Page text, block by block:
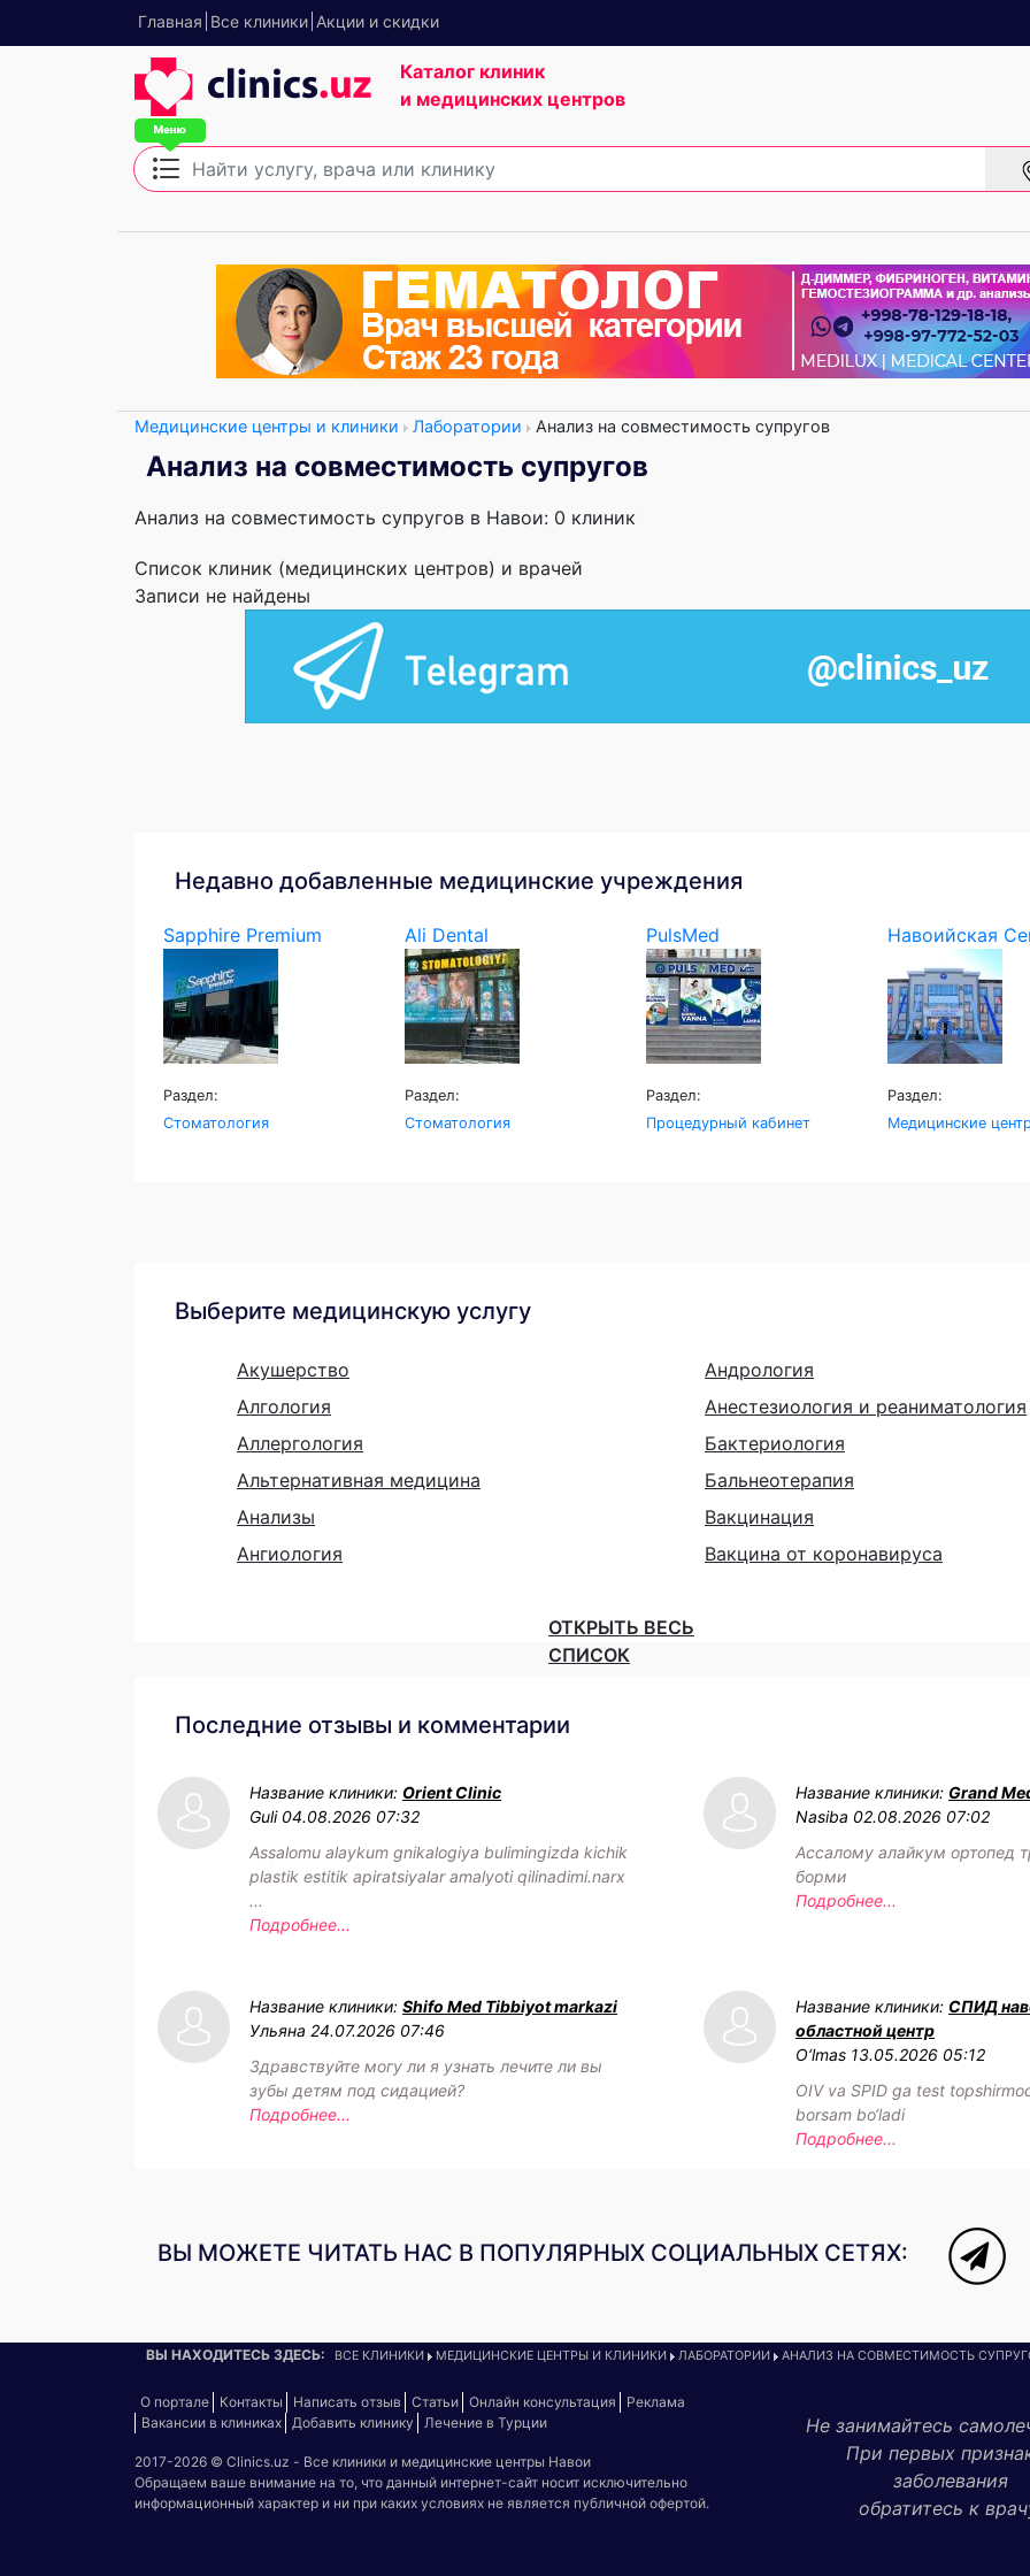
Главная Все клиники Акции и скидки
Каталог клиник
и медицинских центров
Медицинские центры и клиники Лаборатории Анализ на совместимость супругов
Анализ на совместимость супругов
Анализ на совместимость супругов в Навои: 0 клиник
Список клиник (медицинских центров) и врачей
Записи не найдены
Недавно добавленные медицинские учреждения
Sapphire Premium
Раздел:
Стоматология
Ali Dental
Раздел:
Стоматология
PulsMed
Раздел:
Процедурный кабинет
Навоийская
Раздел:
Медицинские
Выберите медицинскую услугу
Акушерство
Алгология
Аллергология
Альтернативная медицина
Анализы
Ангиология
Андрология
Анестезиология и реаниматология
Бактериология
Бальнеотерапия
Вакцинация
Вакцина от коронавируса
ОТКРЫТЬ ВЕСЬ
СПИСОК
Последние отзывы и комментарии
Название клиники: Orient Clinic
Guli 04.08.2026 07:32
Assalomu alaykum gnikalogiya bulimingizda kichik
plastik estitik apiratsiyalar amalyoti qilinadimi.narx
...
Подробнее...
Название клиники: Grand
Nasiba 02.08.2026 07:02
Ассалому алайкум ортопед
борми
Подробнее...
Название клиники: Shifo Med Tibbiyot markazi
Ульяна 24.07.2026 07:46
Здравствуйте могу ли я узнать лечите ли вы
зубы детям под сидацией?
Подробнее...
Название клиники: СПИД
областной центр
O‘lmas 13.05.2026 05:12
OIV va SPID ga test
borsam bo‘ladi
Подробнее...
ВЫ МОЖЕТЕ ЧИТАТЬ НАС В ПОПУЛЯРНЫХ СОЦИАЛЬНЫХ СЕТЯХ:
ВЫ НАХОДИТЕСЬ ЗДЕСЬ: ВСЕ КЛИНИКИ МЕДИЦИНСКИЕ ЦЕНТРЫ И КЛИНИКИ ЛАБОРАТОРИИ АНАЛИЗ НА СОВМЕСТИМОСТЬ
О портале Контакты Написать отзыв Статьи Онлайн консультация
Реклама
Вакансии в клиниках Добавить клинику Лечение в Турции
2017-2026 © Clinics.uz - Все клиники и медицинские центры Навои
Обращаем ваше внимание на то, что данный интернет-сайт носит исключительно
информационный характер и ни при каких условиях не является публичной офертой.
Не занимайтесь
При первых
заболевания
обратитесь к